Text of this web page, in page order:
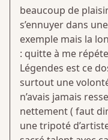
beaucoup de
s’ennuyer dans
exemple mais la
: quitte à me
Légendes est ce
surtout une
n’avais jamais
nettement ( faut
une tripoté